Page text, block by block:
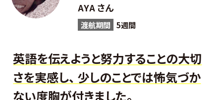
AYA さん
渡航期間 5週間
英語を伝えようと努力することの大切
さを実感し、 少しのことでは怖気づか
ない度胸が付きました。